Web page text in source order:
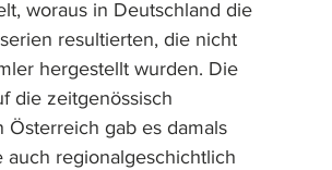
woraus in Deutschland die
resultierten, die nicht
hergestellt wurden. Die
die zeitgenössisch
gab es damals
regionalgeschichtlich